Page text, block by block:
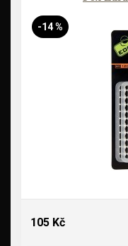
-14 %
105 Kč